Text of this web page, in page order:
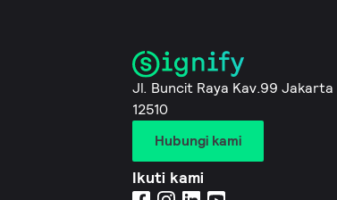
Jl. Buncit Raya Kav.99 Jakarta
12510
Hubungi kami
Ikuti kami